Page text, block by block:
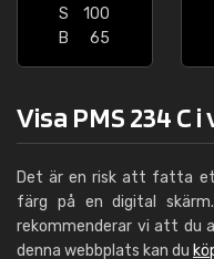
S
100
B
65
Visa PMS 234 C
Det är en risk att fatta
färg på en digital
rekommenderar vi att du
denna webbplats kan du